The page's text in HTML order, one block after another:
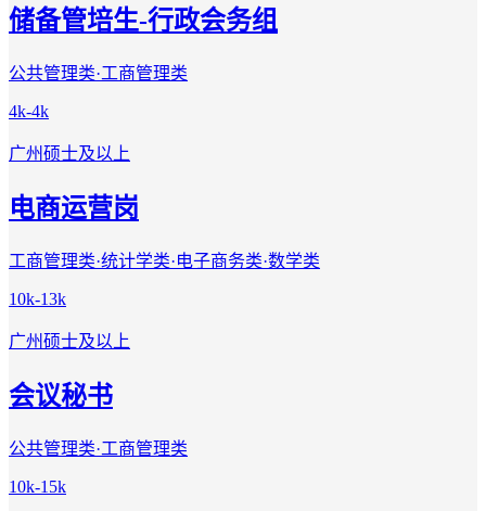
储备管培生-行政会务组
公共管理类·工商管理类
4k-4k
广州硕士及以上
电商运营岗
工商管理类·统计学类·电子商务类·数学类
10k-13k
广州硕士及以上
会议秘书
公共管理类·工商管理类
10k-15k